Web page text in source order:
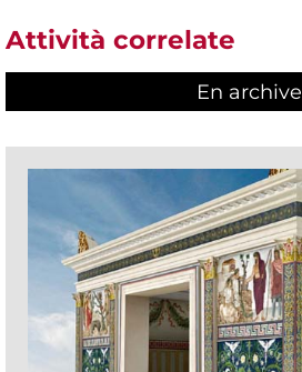
Attività correlate
En archive